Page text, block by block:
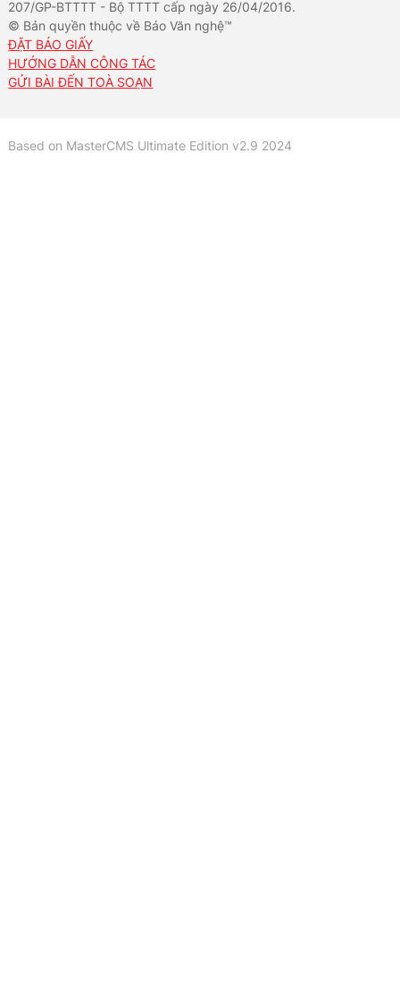
207/GP-BTTTT - Bộ TTTT cấp ngày 26/04/2016.
© Bản quyền thuộc về Báo Văn nghệ™
ĐẶT BÁO GIẤY
HƯỚNG DẪN CÔNG TÁC
GỬI BÀI ĐẾN TOÀ SOẠN
Based on MasterCMS Ultimate Edition v2.9 2024